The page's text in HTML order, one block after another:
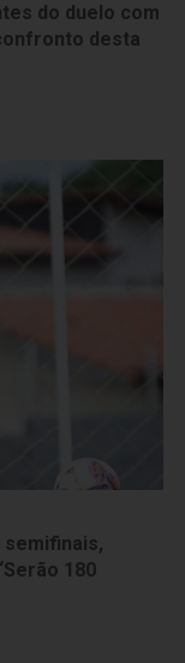
do duelo com
desta
180